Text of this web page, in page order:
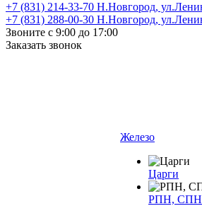
+7 (831) 214-33-70 Н.Новгород,
+7 (831) 288-00-30 Н.Новгород,
Звоните с 9:00 до 17:00
Заказать звонок
Железо
Царги
РПН, СПН